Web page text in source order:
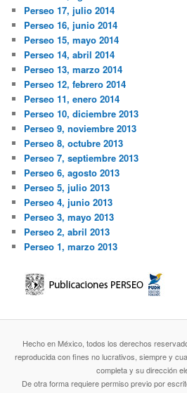
Perseo 17, julio 2014
Perseo 16, junio 2014
Perseo 15, mayo 2014
Perseo 14, abril 2014
Perseo 13, marzo 2014
Perseo 12, febrero 2014
Perseo 11, enero 2014
Perseo 10, diciembre 2013
Perseo 9, noviembre 2013
Perseo 8, octubre 2013
Perseo 7, septiembre 2013
Perseo 6, agosto 2013
Perseo 5, julio 2013
Perseo 4, junio 2013
Perseo 3, mayo 2013
Perseo 2, abril 2013
Perseo 1, marzo 2013
Hecho en México, todos los derechos
reproducida con fines no lucrativos, siempre y
completa y su dirección
De otra forma requiere permiso previo por